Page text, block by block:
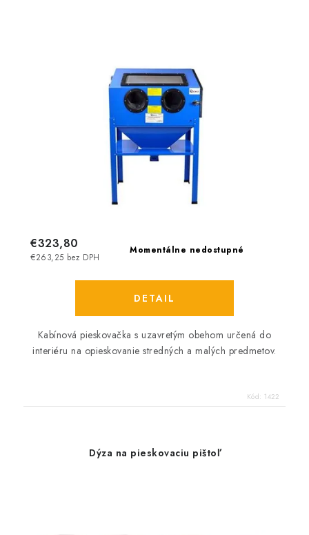
Momentálne nedostupné
€263,25 bez DPH
€323,80
DETAIL
Kabínová pieskovačka s uzavretým obehom určená do
interiéru na opieskovanie stredných a malých predmetov.
Kód: 1422
Dýza na pieskovaciu pištoľ